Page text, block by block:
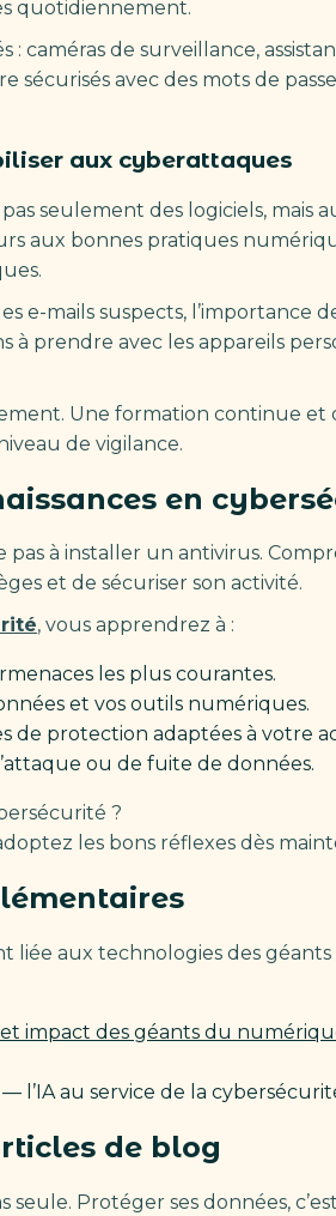
quotidiennement.
: caméras de surveillance,
sécurisés avec des mots de
aux cyberattaques
seulement des logiciels, mais
aux bonnes pratiques
e-mails suspects, l’importance
à prendre avec les appareils
Une formation continue et
de vigilance.
en
à installer un antivirus.
et de sécuriser son activité.
, vous apprendrez à :
les plus courantes.
et vos outils numériques.
de protection adaptées à votre
ou de fuite de données.
?
les bons réflexes dès
liée aux technologies des
impact des géants du
— l’IA au service de la
de blog
Protéger ses données,